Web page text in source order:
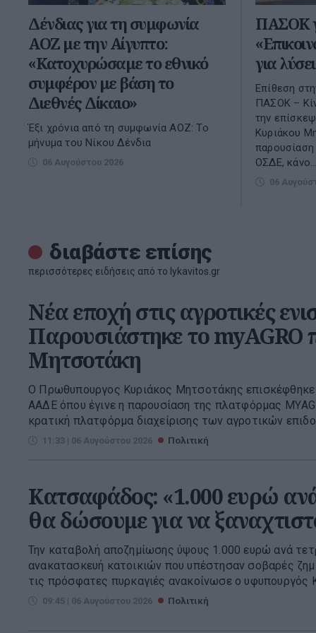
Δένδιας για τη συμφωνία
ΑΟΖ με την Αίγυπτο:
«Κατοχυρώσαμε το εθνικό
συμφέρον με βάση το
Διεθνές Δίκαιο»
Έξι χρόνια από τη συμφωνία ΑΟΖ: Το
μήνυμα του Νίκου Δένδια
06 Αυγούστου 2026
ΠΑΣΟΚ
για
Επίθεση
ΠΑΣΟΚ –
την
Κυριάκου
ΟΣΔΕ, κάνο...
06
διαβάστε επίσης
περισσότερες ειδήσεις από το lykavitos.gr
Νέα εποχή στις αγροτικές
Παρουσιάστηκε το myAGRO
Μητσοτάκη
O Πρωθυπουργος Κυριάκος Μητσοτάκης επισκέφθηκε
ΑΑΔΕ όπου έγινε η παρουσίαση της πλατφόρμας
κρατική πλατφόρμα διαχείρισης των αγροτικών
11:33 | 06 Αυγούστου 2026 Πολιτική
Κατσαφάδος: «1.000 ευρώ
θα δώσουμε για να
Την καταβολή αποζημίωσης ύψους 1.000 ευρώ ανά
ανακατασκευή κατοικιών που υπέστησαν σοβαρές
τις πρόσφατες πυρκαγιές ανακοίνωσε ο υφυπουργός
09:45 | 06 Αυγούστου 2026 Πολιτική